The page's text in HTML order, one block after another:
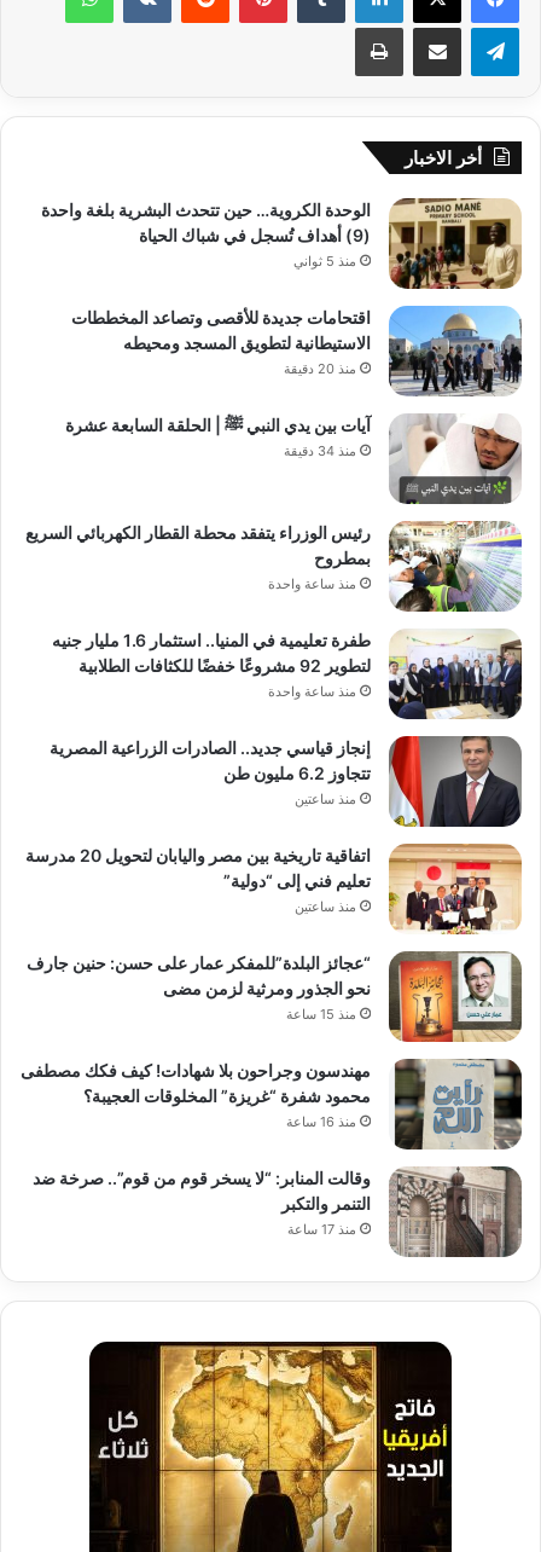
أخر الاخبار
الوحدة الكروية… حين تتحدث البشرية بلغة واحدة
(9) أهداف تُسجل في شباك الحياة
منذ 5 ثواني
اقتحامات جديدة للأقصى وتصاعد المخططات
الاستيطانية لتطويق المسجد ومحيطه
منذ 20 دقيقة
آيات بين يدي النبي ﷺ | الحلقة السابعة عشرة
منذ 34 دقيقة
رئيس الوزراء يتفقد محطة القطار الكهربائي السريع
بمطروح
منذ ساعة واحدة
طفرة تعليمية في المنيا.. استثمار 1.6 مليار جنيه
لتطوير 92 مشروعًا خفضًا للكثافات الطلابية
منذ ساعة واحدة
إنجاز قياسي جديد.. الصادرات الزراعية المصرية
تتجاوز 6.2 مليون طن
منذ ساعتين
اتفاقية تاريخية بين مصر واليابان لتحويل 20 مدرسة
تعليم فني إلى “دولية”
منذ ساعتين
“عجائز البلدة”للمفكر عمار على حسن: حنين جارف
نحو الجذور ومرثية لزمن مضى
منذ 15 ساعة
مهندسون وجراحون بلا شهادات! كيف فكك مصطفى
محمود شفرة “غريزة” المخلوقات العجيبة؟
منذ 16 ساعة
وقالت المنابر: “لا يسخر قوم من قوم”.. صرخة ضد
التنمر والتكبر
منذ 17 ساعة